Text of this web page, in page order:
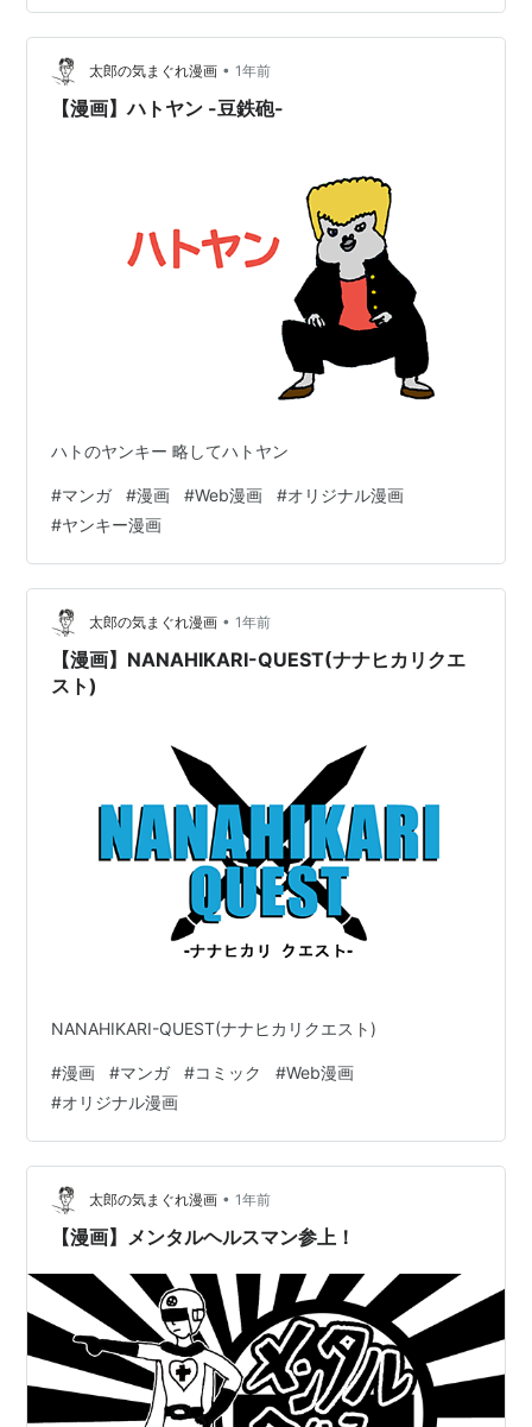
太郎の気まぐれ漫画 • 1年前
【漫画】ハトヤン -豆鉄砲-
ハトのヤンキー 略してハトヤン
#マンガ #漫画 #Web漫画 #オリジナル漫画
#ヤンキー漫画
太郎の気まぐれ漫画 • 1年前
【漫画】NANAHIKARI-QUEST(ナナヒカリクエ
スト)
NANAHIKARI-QUEST(ナナヒカリクエスト)
#漫画 #マンガ #コミック #Web漫画
#オリジナル漫画
太郎の気まぐれ漫画 • 1年前
【漫画】メンタルヘルスマン参上！